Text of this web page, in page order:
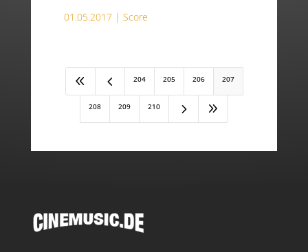
01.05.2017 | Score
8 4 204 205 206 207
208 209 210 5 9